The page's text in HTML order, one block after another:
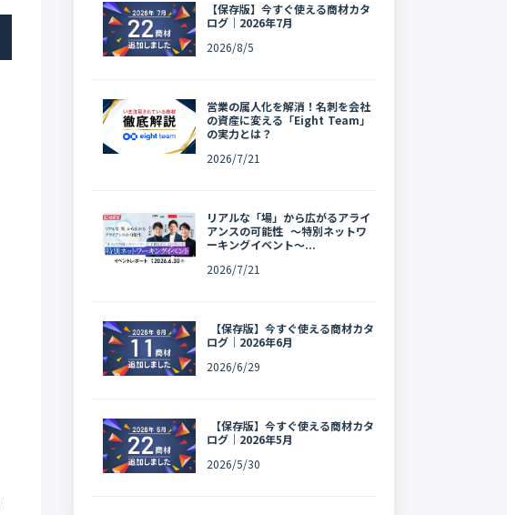
【保存版】今すぐ使える商材カタ
ログ｜2026年7月
2026/8/5
営業の属人化を解消！名刺を会社
の資産に変える「Eight Team」
の実力とは？
2026/7/21
リアルな「場」から広がるアライ
アンスの可能性 〜特別ネットワ
ーキングイベント〜...
2026/7/21
【保存版】今すぐ使える商材カタ
ログ｜2026年6月
2026/6/29
【保存版】今すぐ使える商材カタ
ログ｜2026年5月
2026/5/30